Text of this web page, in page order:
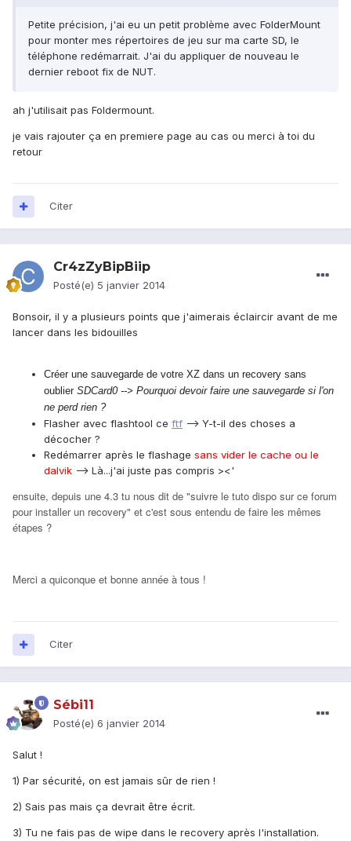
Petite précision, j'ai eu un petit problème avec FolderMount
pour monter mes répertoires de jeu sur ma carte SD, le
téléphone redémarrait. J'ai du appliquer de nouveau le
dernier reboot fix de NUT.
ah j'utilisait pas Foldermount.
je vais rajouter ça en premiere page au cas ou merci à toi du
retour
Citer
Cr4zZyBipBiip
Posté(e) 5 janvier 2014
Bonsoir, il y a plusieurs points que j'aimerais éclaircir avant de me
lancer dans les bidouilles
Créer une sauvegarde de votre XZ dans un recovery sans
oublier SDCard0 --> Pourquoi devoir faire une sauvegarde si l'on
ne perd rien ?
Flasher avec flashtool ce ftf --> Y-t-il des choses a
décocher ?
Redémarrer après le flashage sans vider le cache ou le
dalvik --> Là...j'ai juste pas compris ><'
ensuite, depuis une 4.3 tu nous dit de "suivre le tuto dispo sur ce forum
pour installer un recovery" et c'est sous entendu de faire les mêmes
étapes ?
Merci a quiconque et bonne année à tous !
Citer
Sébi11
Posté(e) 6 janvier 2014
Salut !
1) Par sécurité, on est jamais sûr de rien !
2) Sais pas mais ça devrait être écrit.
3) Tu ne fais pas de wipe dans le recovery après l'installation.